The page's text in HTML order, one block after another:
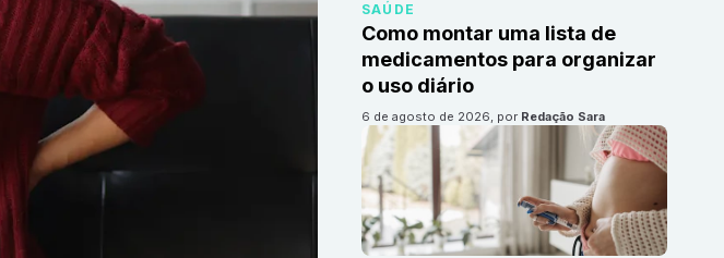
SAÚDE
Como montar uma lista de
medicamentos para organizar
o uso diário
6 de agosto de 2026, por Redação Sara